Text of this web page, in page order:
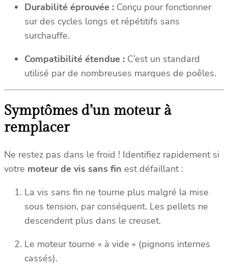
Durabilité éprouvée : Conçu pour fonctionner
sur des cycles longs et répétitifs sans
surchauffe.
Compatibilité étendue : C’est un standard
utilisé par de nombreuses marques de poêles.
Symptômes d’un moteur à
remplacer
Ne restez pas dans le froid ! Identifiez rapidement si
votre moteur de vis sans fin est défaillant :
La vis sans fin ne tourne plus malgré la mise
sous tension, par conséquent. Les pellets ne
descendent plus dans le creuset.
Le moteur tourne « à vide » (pignons internes
cassés).